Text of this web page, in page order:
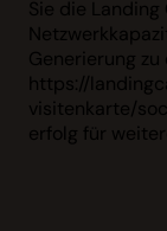
Sie die Landing
Generierung
https://
visitenkarte/
erfolg für